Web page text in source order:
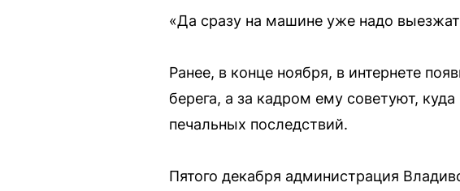
«Да сразу на машине уже надо
Ранее, в конце ноября, в интернете
берега, а за кадром ему советуют,
печальных последствий.
Пятого декабря администрация